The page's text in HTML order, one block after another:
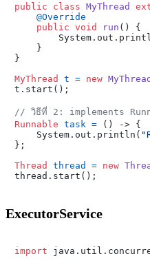
public
class MyThread
@Override
public void run ()
{
    }
}
MyThread
t = new MyThread
t.start();
// วิธีที่ 2: implements
Runnable task = () -> {
    System.out.println(
};
Thread
thread = new
ExecutorService
import